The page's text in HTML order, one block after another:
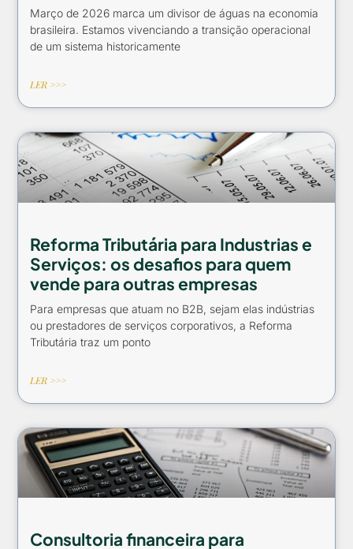
Março de 2026 marca um divisor de águas na economia
brasileira. Estamos vivenciando a transição operacional
de um sistema historicamente
LER >>>
Reforma Tributária para Industrias e
Serviços: os desafios para quem
vende para outras empresas
Para empresas que atuam no B2B, sejam elas indústrias
ou prestadores de serviços corporativos, a Reforma
Tributária traz um ponto
LER >>>
Consultoria financeira para